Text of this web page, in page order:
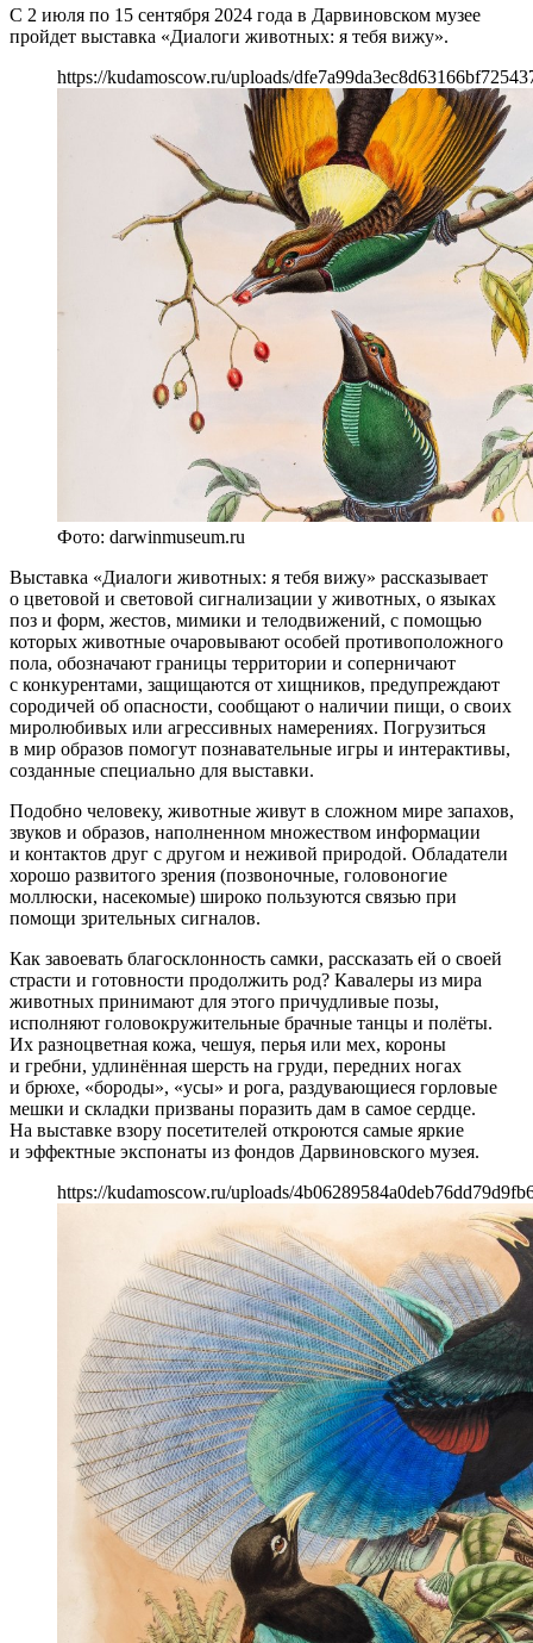
С 2 июля по 15 сентября 2024 года в Дарвиновском музее
пройдет выставка «Диалоги животных: я тебя вижу».
https://kudamoscow.ru/uploads/
Фото: darwinmuseum.ru
Выставка «Диалоги животных: я тебя вижу» рассказывает
о цветовой и световой сигнализации у животных, о языках
поз и форм, жестов, мимики и телодвижений, с помощью
которых животные очаровывают особей противоположного
пола, обозначают границы территории и соперничают
с конкурентами, защищаются от хищников, предупреждают
сородичей об опасности, сообщают о наличии пищи, о своих
миролюбивых или агрессивных намерениях. Погрузиться
в мир образов помогут познавательные игры и интерактивы,
созданные специально для выставки.
Подобно человеку, животные живут в сложном мире запахов,
звуков и образов, наполненном множеством информации
и контактов друг с другом и неживой природой. Обладатели
хорошо развитого зрения (позвоночные, головоногие
моллюски, насекомые) широко пользуются связью при
помощи зрительных сигналов.
Как завоевать благосклонность самки, рассказать ей о своей
страсти и готовности продолжить род? Кавалеры из мира
животных принимают для этого причудливые позы,
исполняют головокружительные брачные танцы и полёты.
Их разноцветная кожа, чешуя, перья или мех, короны
и гребни, удлинённая шерсть на груди, передних ногах
и брюхе, «бороды», «усы» и рога, раздувающиеся горловые
мешки и складки призваны поразить дам в самое сердце.
На выставке взору посетителей откроются самые яркие
и эффектные экспонаты из фондов Дарвиновского музея.
https://kudamoscow.ru/uploads/